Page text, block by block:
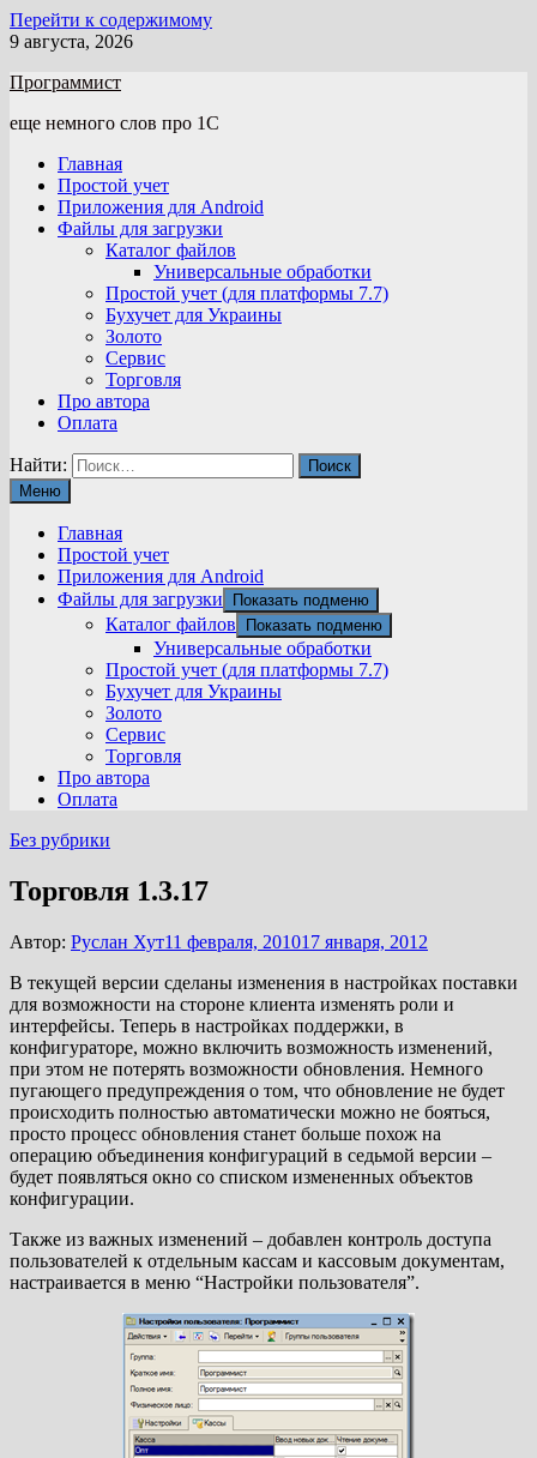
Перейти к содержимому
9 августа, 2026
Программист
еще немного слов про 1С
Главная
Простой учет
Приложения для Android
Файлы для загрузки
Каталог файлов
Универсальные обработки
Простой учет (для платформы 7.7)
Бухучет для Украины
Золото
Сервис
Торговля
Про автора
Оплата
Найти:
Меню
Главная
Простой учет
Приложения для Android
Файлы для загрузки
Показать подменю
Каталог файлов Показать подменю
Универсальные обработки
Простой учет (для платформы 7.7)
Бухучет для Украины
Золото
Сервис
Торговля
Про автора
Оплата
Без рубрики
Торговля 1.3.17
Автор: Руслан Хут11 февраля, 201017 января, 2012
В текущей версии сделаны изменения в настройках поставки
для возможности на стороне клиента изменять роли и
интерфейсы. Теперь в настройках поддержки, в
конфигураторе, можно включить возможность изменений,
при этом не потерять возможности обновления. Немного
пугающего предупреждения о том, что обновление не будет
происходить полностью автоматически можно не бояться,
просто процесс обновления станет больше похож на
операцию объединения конфигураций в седьмой версии –
будет появляться окно со списком измененных объектов
конфигурации.
Также из важных изменений – добавлен контроль доступа
пользователей к отдельным кассам и кассовым документам,
настраивается в меню “Настройки пользователя”.